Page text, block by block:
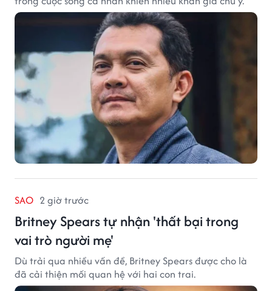
SAO 2 giờ trước
Britney Spears tự nhận 'thất bại trong
vai trò người mẹ'
Dù trải qua nhiều vấn đề, Britney Spears được cho là
đã cải thiện mối quan hệ với hai con trai.